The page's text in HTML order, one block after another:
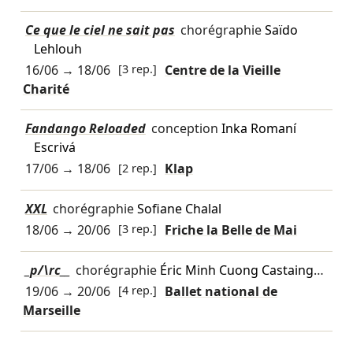
Ce que le ciel ne sait pas chorégraphieSaïdo
Lehlouh
16/06→ 18/06 [3 rep.]
Centre de la Vieille
Charité
Fandango Reloaded conception Inka Romaní
Escrivá
17/06→ 18/06 [2 rep.] Klap
XXL chorégraphieSofiane Chalal
18/06→ 20/06 [3 rep.] Friche la Belle de Mai
_p/\rc__ chorégraphie Éric Minh Cuong Castaing…
19/06→ 20/06 [4 rep.]
Ballet national de
Marseille